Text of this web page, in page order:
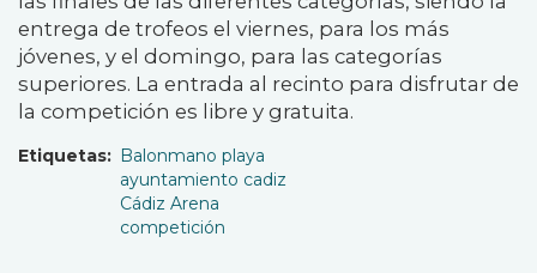
entrega de trofeos el viernes, para los más
jóvenes, y el domingo, para las categorías
superiores. La entrada al recinto para disfrutar de
la competición es libre y gratuita.
Etiquetas
Balonmano playa
ayuntamiento cadiz
Cádiz Arena
competición